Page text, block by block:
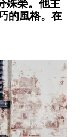
榮。 他主
的風格。在